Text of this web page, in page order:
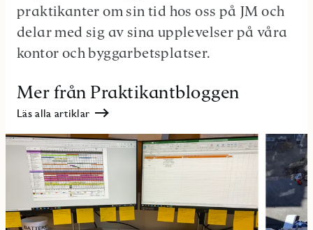
praktikanter om sin tid hos oss på JM och
delar med sig av sina upplevelser på våra
kontor och byggarbetsplatser.
Mer från Praktikantbloggen
Läs alla artiklar